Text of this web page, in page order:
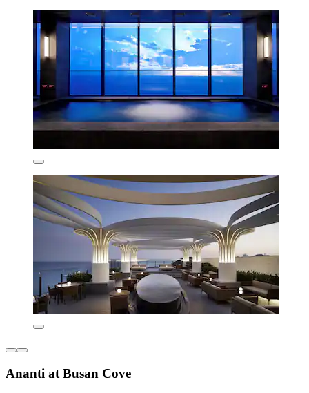
Ananti at Busan Cove